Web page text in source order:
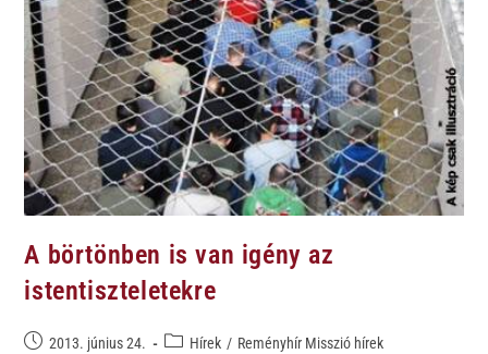
A börtönben is van igény az
istentiszteletekre
2013. június 24. Hírek / Reményhír Misszió hírek